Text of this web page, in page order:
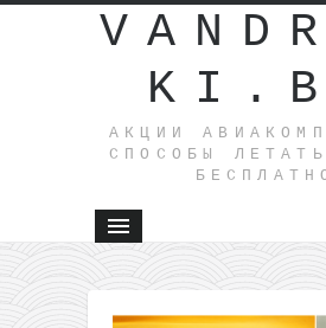
АКЦИИ
СПОСОБЫ